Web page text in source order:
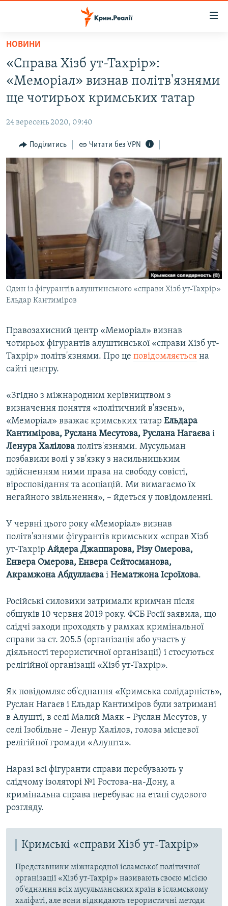
Перейти
основного
матеріалу
до
основної
навігації
Перейти
до
пошуку
ВОДА.КРИМ
ВІДЕО ТА ФОТО
БЛОГИ
ПОГЛЯД
ІНТЕРВ'Ю
ВСЕ ЗА ДЕНЬ
СПЕЦПРОЕКТИ
ДЕПОРТАЦІЯ
ВІДЕОУРОКИ «ELIFBE»
СВІДЧЕННЯ ОКУПАЦІЇ
УКРАЇНСЬКА ПРОБЛЕМА КРИМУ
ІНФОГРАФІКА
ЯК ОБІЙТИ БЛОКУВАННЯ
Русский
Qırımtatar
ДОЛУЧАЙСЯ!
Усі сайти RFE/RL
НОВИНИ
«Справа Хізб ут-Тахрір»:
«Меморіал» визнав політв'язнями
ще чотирьох кримських татар
24 вересень 2020, 09:40
Поділитись Читати без VPN
Один із фігурантів алуштинського «справи Хізб ут-Тахрір»
Ельдар Кантиміров
Правозахисний центр «Меморіал» визнав
чотирьох фігурантів алуштинської «справи Хізб ут-
Тахрір» політв'язнями. Про це повідомляється на
сайті центру.
«Згідно з міжнародним керівництвом з
визначення поняття «політичний в'язень»,
«Меморіал» вважає кримських татар Ельдара
Кантимірова, Руслана Месутова, Руслана Нагаєва і
Ленура Халілова політв'язнями. Мусульман
позбавили волі у зв'язку з насильницьким
здійсненням ними права на свободу совісті,
віросповідання та асоціацій. Ми вимагаємо їх
негайного звільнення», – йдеться у повідомленні.
У червні цього року «Меморіал» визнав
політв'язнями фігурантів кримських «справ Хізб
ут-Тахрір Айдера Джаппарова, Різу Омерова,
Енвера Омерова, Енвера Сейтосманова,
Акрамжона Абдуллаєва і Нематжона Ісроїлова.
Російські силовики затримали кримчан після
обшуків 10 червня 2019 року. ФСБ Росії заявила, що
слідчі заходи проходять у рамках кримінальної
справи за ст. 205.5 (організація або участь у
діяльності терористичної організації) і стосуються
релігійної організації «Хізб ут-Тахрір».
Як повідомляє об'єднання «Кримська солідарність»,
Руслан Нагаєв і Ельдар Кантиміров були затримані
в Алушті, в селі Малий Маяк – Руслан Месутов, у
селі Ізобільне – Ленур Халілов, голова місцевої
релігійної громади «Алушта».
Наразі всі фігуранти справи перебувають у
слідчому ізоляторі №1 Ростова-на-Дону, а
кримінальна справа перебуває на етапі судового
розгляду.
Кримські «справи Хізб ут-Тахрір»
Представники міжнародної ісламської політичної
організації «Хізб ут-Тахрір» називають своєю місією
об'єднання всіх мусульманських країн в ісламському
халіфаті, але вони відкидають терористичні методи